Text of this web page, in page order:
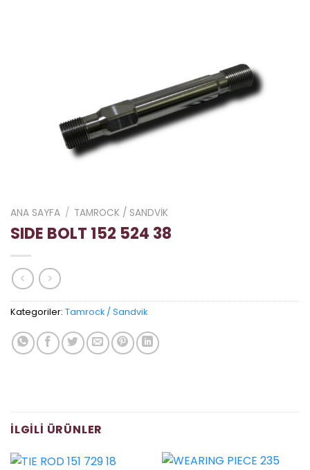
ANA SAYFA / TAMROCK / SANDVIK
SIDE BOLT 152 524 38
Kategoriler: Tamrock / Sandvik
İLGILI ÜRÜNLER